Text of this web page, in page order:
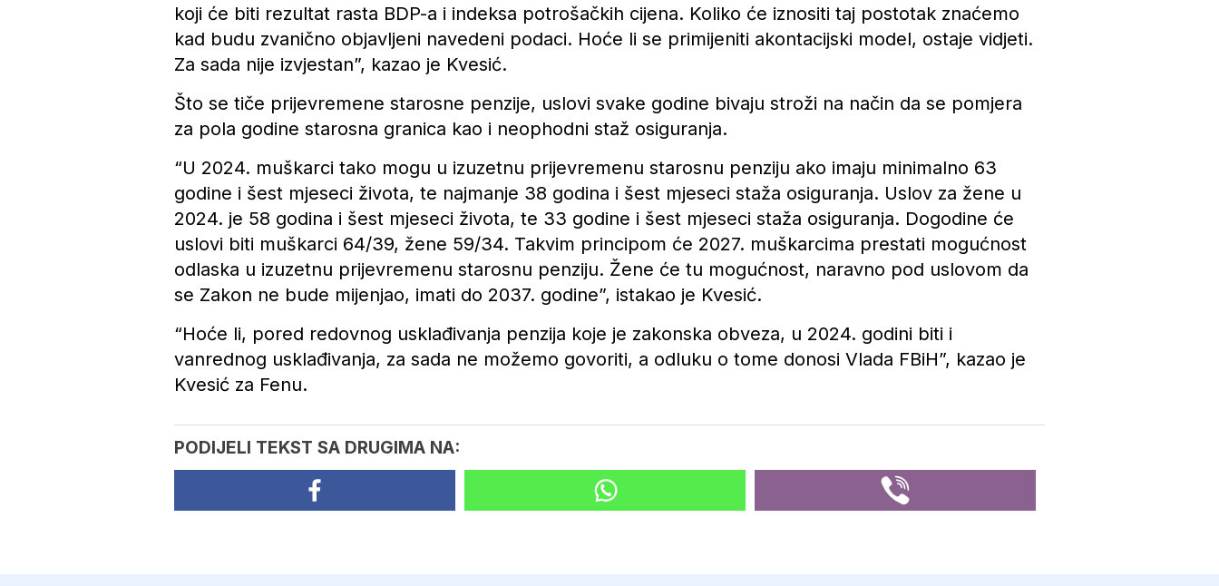
koji će biti rezultat rasta BDP-a i indeksa potrošačkih cijena. Koliko će iznositi taj postotak znaćemo
kad budu zvanično objavljeni navedeni podaci. Hoće li se primijeniti akontacijski model, ostaje vidjeti.
Za sada nije izvjestan”, kazao je Kvesić.
Što se tiče prijevremene starosne penzije, uslovi svake godine bivaju stroži na način da se pomjera
za pola godine starosna granica kao i neophodni staž osiguranja.
“U 2024. muškarci tako mogu u izuzetnu prijevremenu starosnu penziju ako imaju minimalno 63
godine i šest mjeseci života, te najmanje 38 godina i šest mjeseci staža osiguranja. Uslov za žene u
2024. je 58 godina i šest mjeseci života, te 33 godine i šest mjeseci staža osiguranja. Dogodine će
uslovi biti muškarci 64/39, žene 59/34. Takvim principom će 2027. muškarcima prestati mogućnost
odlaska u izuzetnu prijevremenu starosnu penziju. Žene će tu mogućnost, naravno pod uslovom da
se Zakon ne bude mijenjao, imati do 2037. godine”, istakao je Kvesić.
“Hoće li, pored redovnog usklađivanja penzija koje je zakonska obveza, u 2024. godini biti i
vanrednog usklađivanja, za sada ne možemo govoriti, a odluku o tome donosi Vlada FBiH”, kazao je
Kvesić za Fenu.
PODIJELI TEKST SA DRUGIMA NA: